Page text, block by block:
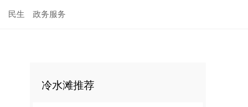
民生 政务服务
冷水滩推荐